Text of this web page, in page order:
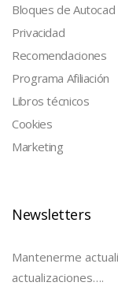
Bloques de Autocad
Privacidad
Recomendaciones
Programa Afiliación
Libros técnicos
Cookies
Marketing
Newsletters
Mantenerme
actualizaciones….